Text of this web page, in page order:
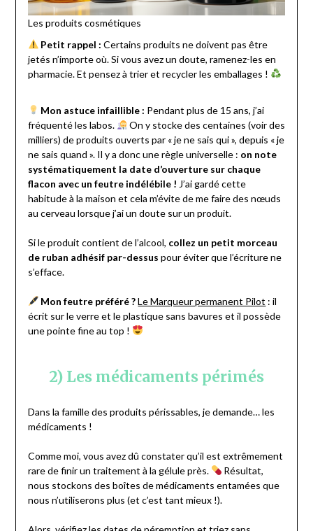
Les produits cosmétiques
Petit rappel : Certains produits ne doivent pas être
jetés n’importe où. Si vous avez un doute, ramenez-les en
pharmacie. Et pensez à trier et recycler les emballages !
Mon astuce infaillible : Pendant plus de 15 ans, j’ai
fréquenté les labos.
On y stocke des centaines (voir des
milliers) de produits ouverts par « je ne sais qui », depuis « je
ne sais quand ». Il y a donc une règle universelle : on note
systématiquement la date d’ouverture sur chaque
flacon avec un feutre indélébile ! J’ai gardé cette
habitude à la maison et cela m’évite de me faire des nœuds
au cerveau lorsque j’ai un doute sur un produit.
Si le produit contient de l’alcool, collez un petit morceau
de ruban adhésif par-dessus pour éviter que l’écriture ne
s’efface.
Mon feutre préféré ? Le Marqueur permanent Pilot : il
écrit sur le verre et le plastique sans bavures et il possède
une pointe fine au top !
2) Les médicaments périmés
Dans la famille des produits périssables, je demande… les
médicaments !
Comme moi, vous avez dû constater qu’il est extrêmement
rare de finir un traitement à la gélule près.
Résultat,
nous stockons des boîtes de médicaments entamées que
nous n’utiliserons plus (et c’est tant mieux !).